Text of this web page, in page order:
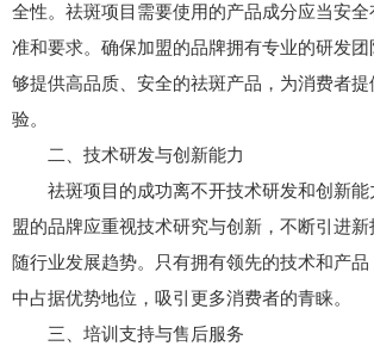
全性。祛斑项目需要使用的产品成分应当安
准和要求。确保加盟的品牌拥有专业的研发
够提供高品质、安全的祛斑产品，为消费者
验。
二、技术研发与创新能力
祛斑项目的成功离不开技术研发和创新能
盟的品牌应重视技术研究与创新，不断引进
随行业发展趋势。只有拥有领先的技术和产
中占据优势地位，吸引更多消费者的青睐。
三、培训支持与售后服务